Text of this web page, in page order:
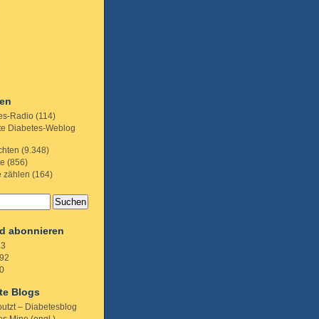
Radio (114)
Diabetes-Weblog
(9.348)
(856)
zählen (164)
abonnieren
Blogs
– Diabetesblog